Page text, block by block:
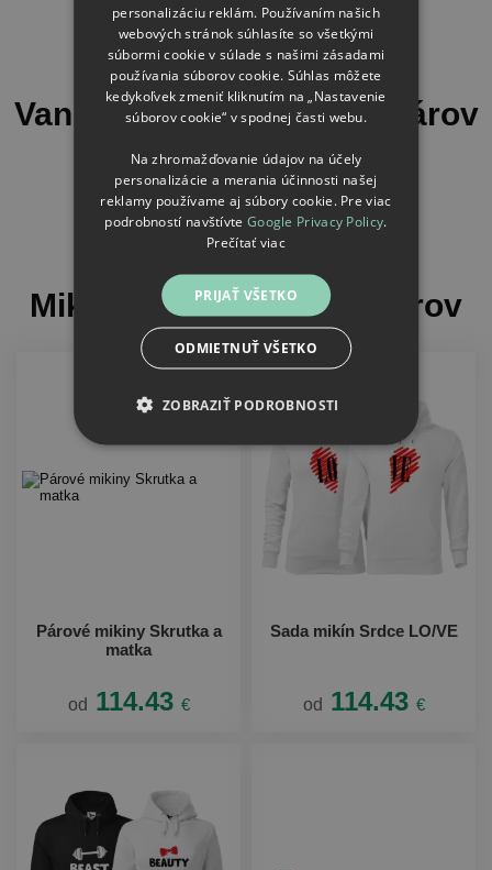
ploskačky
Vankúše pre sadrokartonárov
Zobrazit další
vankúše
Mikiny pre sadrokartonárov
Párové mikiny Skrutka a
matka
od 114.43 €
Sada mikín Srdce LO/VE
od 114.43 €
personalizáciu reklám. Používaním našich
webových stránok súhlasíte so všetkými
súbormi cookie v súlade s našimi zásadami
používania súborov cookie. Súhlas môžete
kedykoľvek zmeniť kliknutím na „Nastavenie
súborov cookie“ v spodnej časti webu.
Na zhromažďovanie údajov na účely
personalizácie a merania účinnosti našej
reklamy používame aj súbory cookie. Pre viac
podrobností navštívte Google Privacy Policy.
Prečítať viac
PRIJAŤ VŠETKO
ODMIETNUŤ VŠETKO
ZOBRAZIŤ PODROBNOSTI